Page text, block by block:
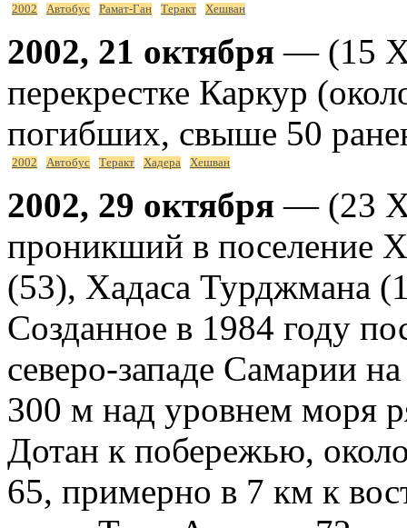
2002 Автобус Рамат-Ган Теракт Хешван
2002, 21 октября — (15
перекрестке Каркур
погибших, свыше 50
2002 Автобус Теракт Хадера Хешван
2002, 29 октября — (23
проникший в поселение
(53), Хадаса Турджмана
Созданное в 1984 году
северо-западе Самарии
300 м над уровнем моря
Дотан к побережью,
65, примерно в 7 км к